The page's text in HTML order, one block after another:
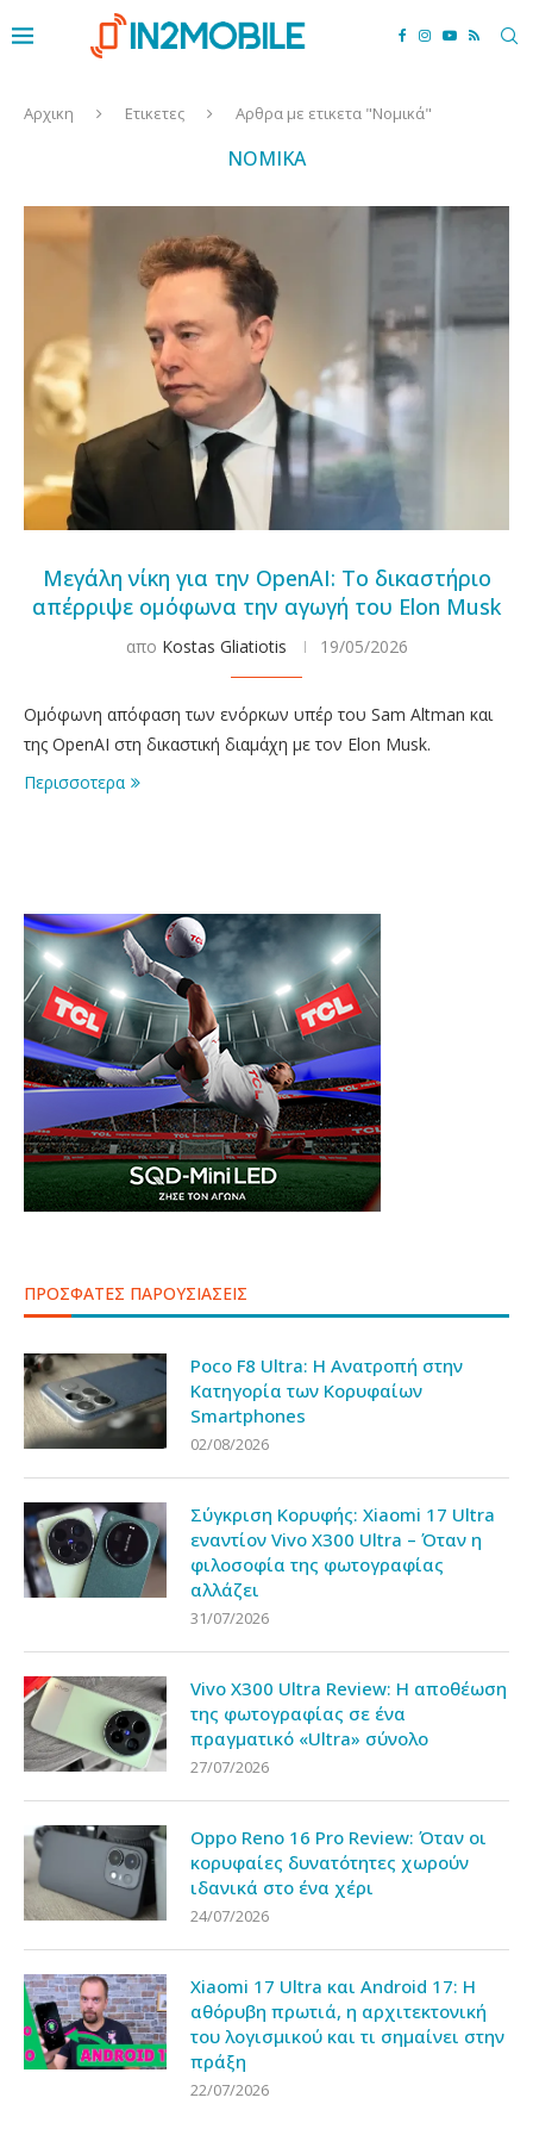
Αρχικη Ετικετες Αρθρα με ετικετα "Νομικά"
ΝΟΜΙΚΆ
Μεγάλη νίκη για την OpenAI: Το δικαστήριο
απέρριψε ομόφωνα την αγωγή του Elon Musk
απο Kostas Gliatiotis 19/05/2026
Ομόφωνη απόφαση των ενόρκων υπέρ του Sam Altman και
της OpenAI στη δικαστική διαμάχη με τον Elon Musk.
Περισσοτερα
ΠΡΟΣΦΑΤΕΣ ΠΑΡΟΥΣΙΑΣΕΙΣ
Poco F8 Ultra: Η Ανατροπή στην
Κατηγορία των Κορυφαίων
Smartphones
02/08/2026
Σύγκριση Κορυφής: Xiaomi 17 Ultra
εναντίον Vivo X300 Ultra – Όταν η
φιλοσοφία της φωτογραφίας
αλλάζει
31/07/2026
Vivo X300 Ultra Review: Η αποθέωση
της φωτογραφίας σε ένα
πραγματικό «Ultra» σύνολο
27/07/2026
Oppo Reno 16 Pro Review: Όταν οι
κορυφαίες δυνατότητες χωρούν
ιδανικά στο ένα χέρι
24/07/2026
Xiaomi 17 Ultra και Android 17: Η
αθόρυβη πρωτιά, η αρχιτεκτονική
του λογισμικού και τι σημαίνει στην
πράξη
22/07/2026